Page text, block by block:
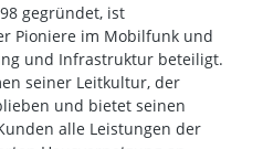
gegründet, ist
Pioniere im Mobilfunk und
und Infrastruktur beteiligt.
seiner Leitkultur, der
und bietet seinen
alle Leistungen der